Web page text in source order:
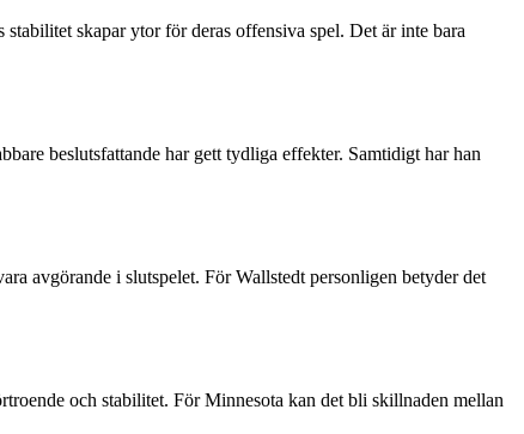
skapar ytor för deras offensiva spel. Det är inte bara
beslutsfattande har gett tydliga effekter. Samtidigt har han
avgörande i slutspelet. För Wallstedt personligen betyder det
och stabilitet. För Minnesota kan det bli skillnaden mellan